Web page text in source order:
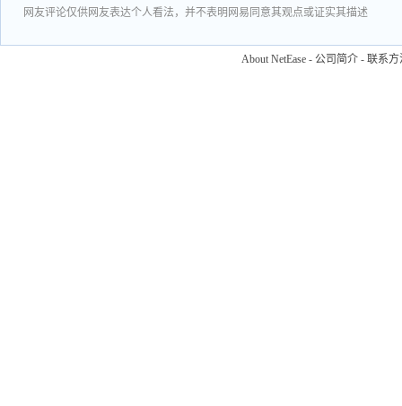
网友评论仅供网友表达个人看法，并不表明网易同意其观点或证实其描述
About NetEase - 公司简介 - 联系方